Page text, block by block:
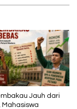
Jauh dari
Mahasiswa